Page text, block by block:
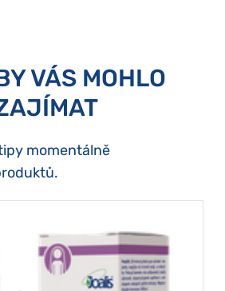
VÁS MOHLO
momentálně